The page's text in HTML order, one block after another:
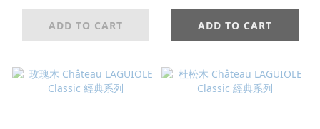
ADD TO CART ADD TO CART